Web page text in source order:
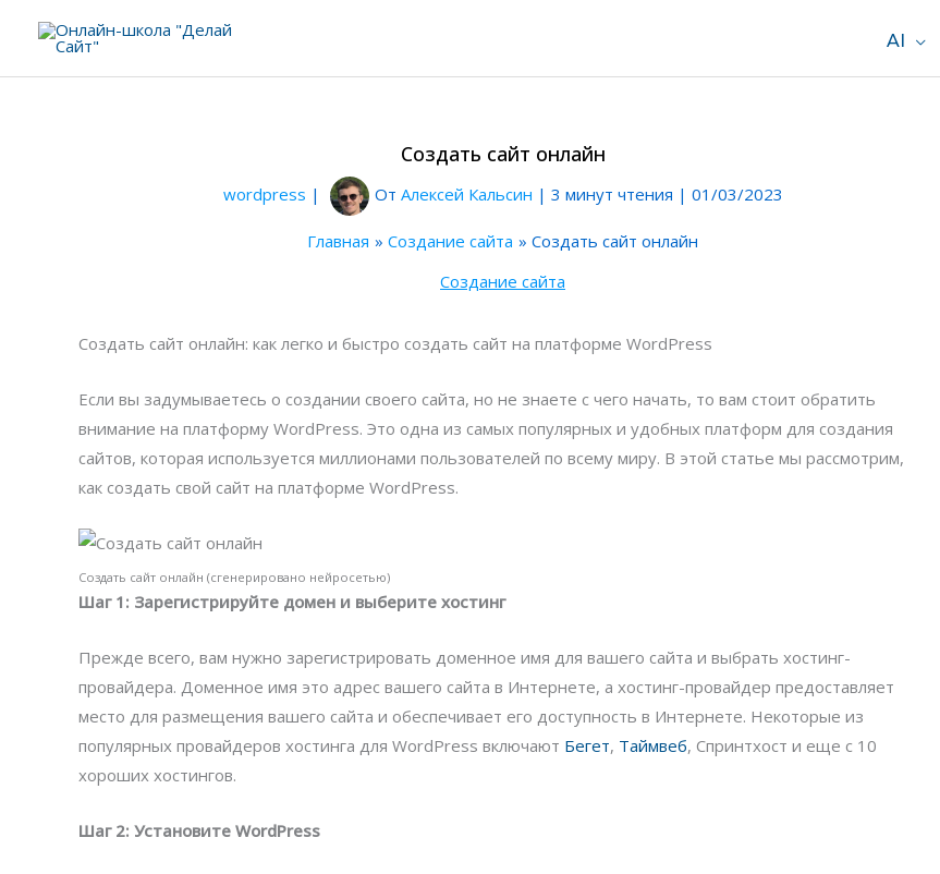
содержимому
AI
Создать сайт онлайн
wordpress | От Алексей Кальсин | 3 минут чтения | 01/03/2023
Главная Создание сайта
Создать сайт онлайн
Создание сайта
Создать сайт онлайн: как легко и быстро создать сайт на платформе WordPress
Если вы задумываетесь о создании своего сайта, но не знаете с чего начать, то вам стоит обратить
внимание на платформу WordPress. Это одна из самых популярных и удобных платформ для создания
сайтов, которая используется миллионами пользователей по всему миру. В этой статье мы рассмотрим,
как создать свой сайт на платформе WordPress.
Создать сайт онлайн (сгенерировано нейросетью)
Шаг 1: Зарегистрируйте домен и выберите хостинг
Прежде всего, вам нужно зарегистрировать доменное имя для вашего сайта и выбрать хостинг-
провайдера. Доменное имя это адрес вашего сайта в Интернете, а хостинг-провайдер предоставляет
место для размещения вашего сайта и обеспечивает его доступность в Интернете. Некоторые из
популярных провайдеров хостинга для WordPress включают Бегет, Таймвеб, Спринтхост и еще с 10
хороших хостингов.
Шаг 2: Установите WordPress